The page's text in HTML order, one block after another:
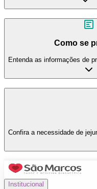
Como se
Entenda as informações de
Confira a necessidade de
Institucional